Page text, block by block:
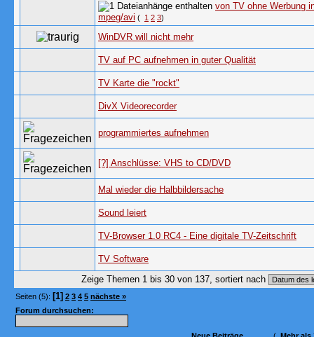
von TV ohne Werbung
mpeg/avi ( 1 2 3)
WinDVR will nicht mehr
TV auf PC aufnehmen in guter Qualität
TV Karte die "rockt"
DivX Videorecorder
programmiertes aufnehmen
[?] Anschlüsse: VHS to CD/DVD
Mal wieder die Halbbildersache
Sound leiert
TV-Browser 1.0 RC4 - Eine digitale TV-Zeitschrift
TV Software
Zeige Themen 1 bis 30 von 137, sortiert nach
Seiten (5): [1] 2 3 4 5 nächste »
Forum durchsuchen: